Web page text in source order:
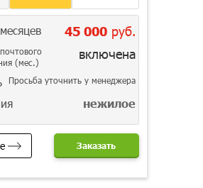
45 000руб.
(мес.)
включена
Просьба уточнить у менеджера
нежилое
Заказать